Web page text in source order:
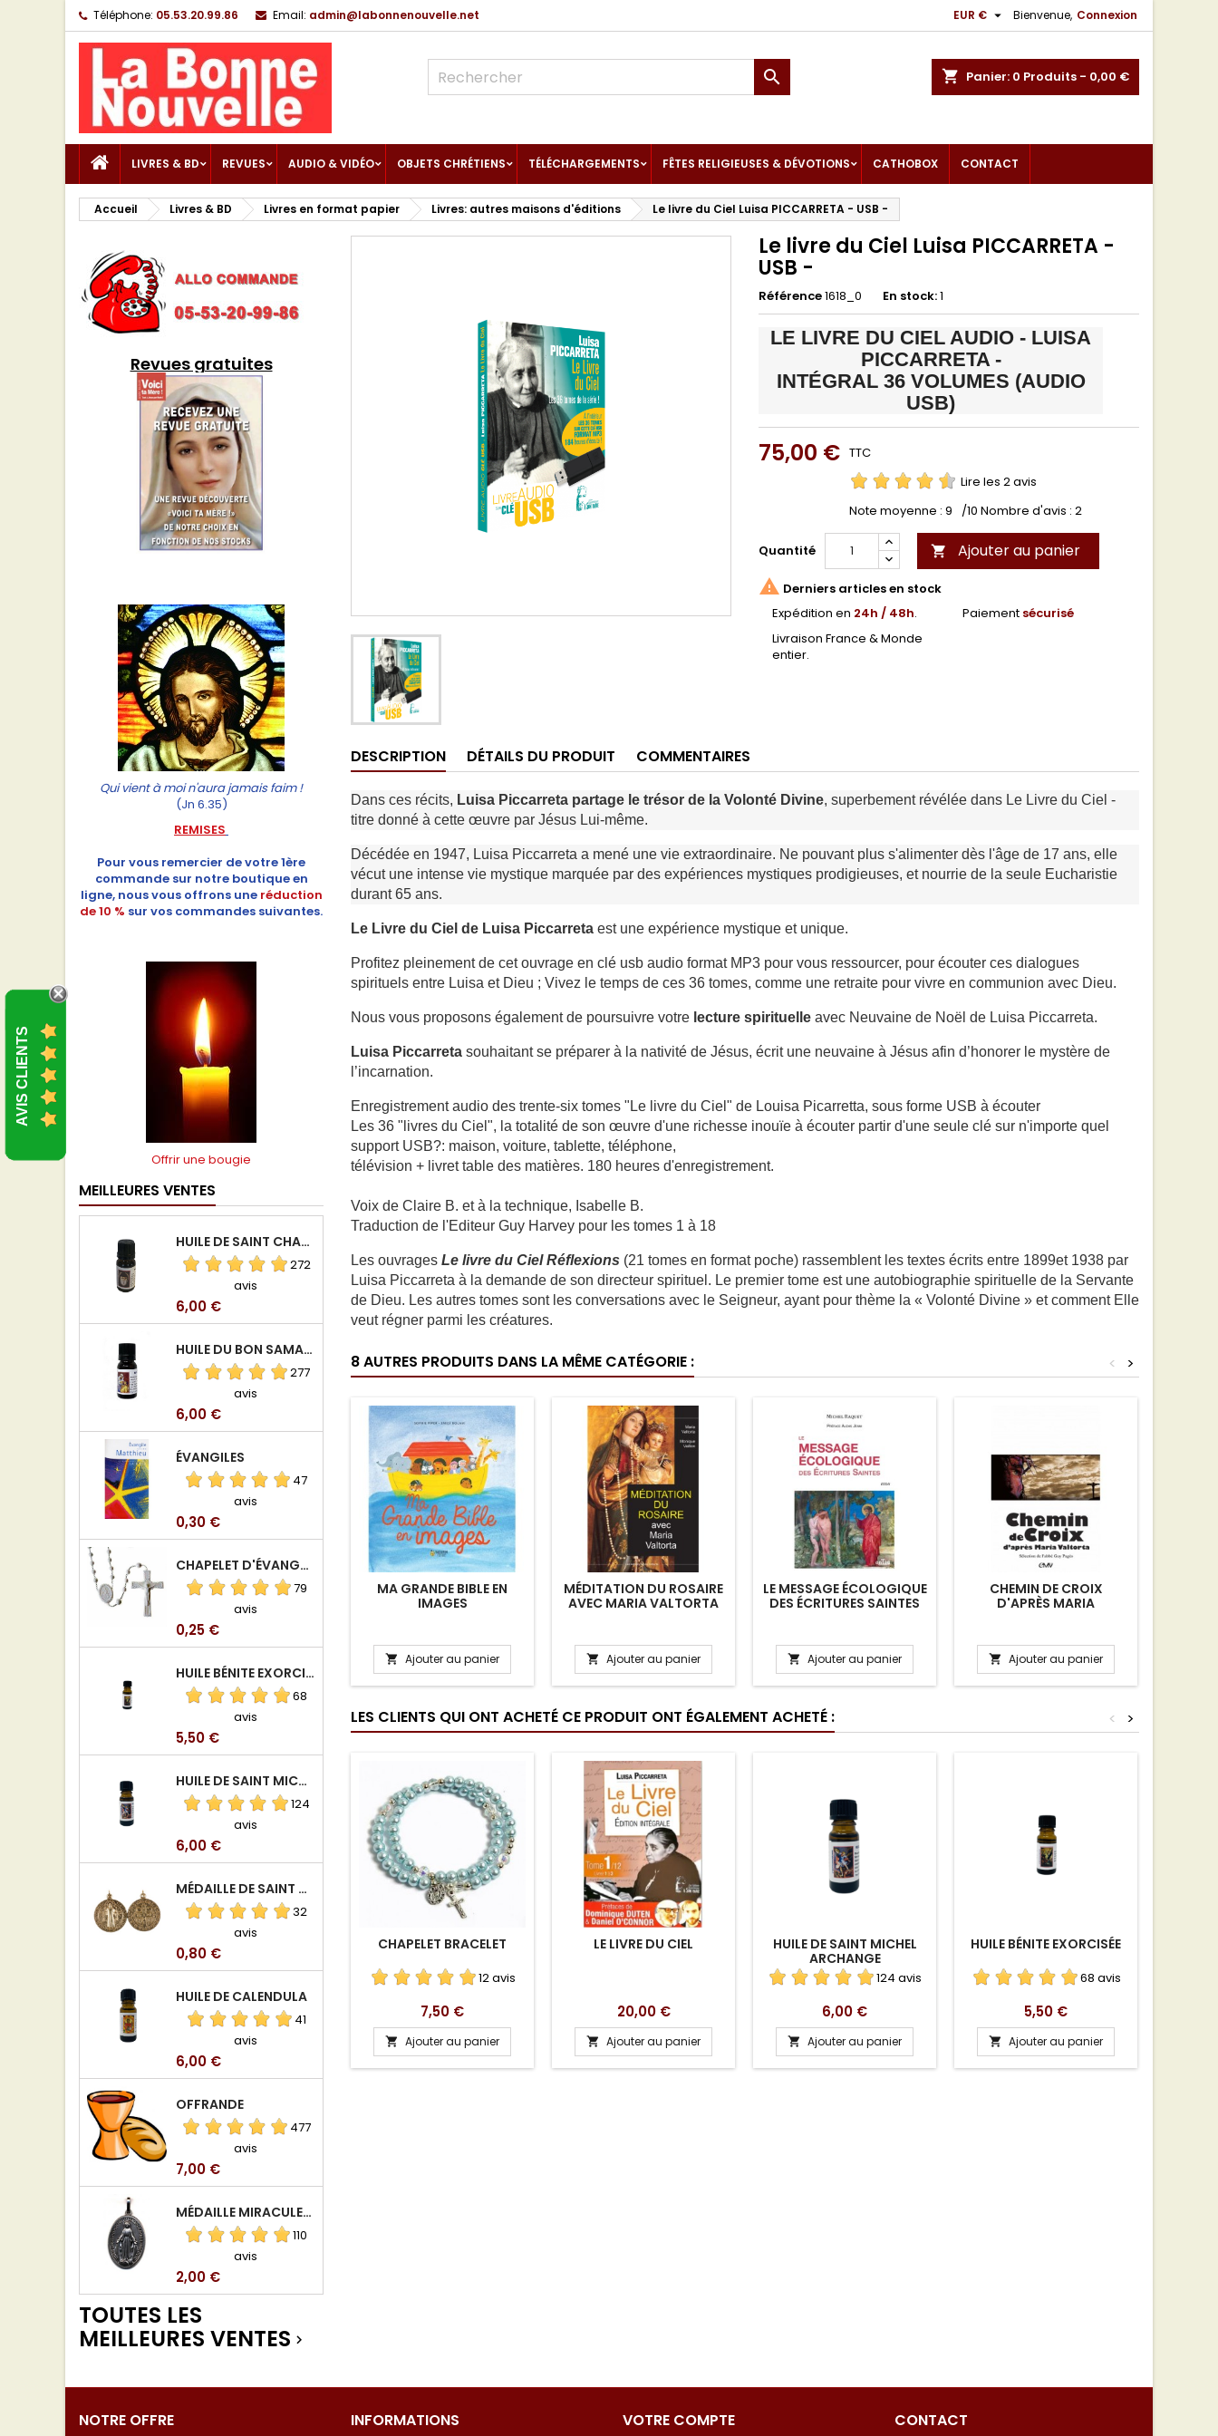
Téléphone: 05.53.20.99.86 Email: admin@labonnenouvelle.net Bienvenue, Connexion
EUR € 
shopping_cart Panier: 0 Produits - 0,00 €

LIVRES & BD REVUES AUDIO & VIDÉO OBJETS CHRÉTIENS TÉLÉCHARGEMENTS FÊTES RELIGIEUSES & DÉVOTIONS CATHOBOX CONTACT
Accueil Livres & BD Livres en format papier Livres: autres maisons d'éditions Le livre du Ciel Luisa PICCARRETA - USB -
Revues gratuites
Qui vient à moi n'aura jamais faim !
(Jn 6.35)
REMISES
Pour vous remercier de votre 1ère
commande sur notre boutique en
ligne, nous vous offrons une réduction
de 10 % sur vos commandes suivantes.
Offrir une bougie
MEILLEURES VENTES
HUILE DE SAINT CHARBEL
272
avis
Prix
6,00 €
HUILE DU BON SAMARITAIN
277
avis
Prix
6,00 €
ÉVANGILES
47
avis
Prix
0,30 €
CHAPELET D'ÉVANGÉLISATION
79
avis
Prix
0,25 €
HUILE BÉNITE EXORCISÉE
68
avis
Prix
5,50 €
HUILE DE SAINT MICHEL ARCHANGE
124
avis
Prix
6,00 €
MÉDAILLE DE SAINT BENOIT EN ALUMINIUM
32
avis
Prix
0,80 €
HUILE DE CALENDULA
41
avis
Prix
6,00 €
OFFRANDE
477
avis
Prix
7,00 €
MÉDAILLE MIRACULEUSE DE VIERGE DE LA RUE DU BAC
110
avis
Prix
2,00 €
TOUTES LES
MEILLEURES VENTES 
Le livre du Ciel Luisa PICCARRETA -
USB -
Référence1618_0 En stock:1
LE LIVRE DU CIEL AUDIO - LUISA
PICCARRETA -
INTÉGRAL 36 VOLUMES (AUDIO
USB)
75,00 € TTC
Lire les 2 avis
Note moyenne : 9 /10 Nombre d'avis : 2
Quantité  Ajouter au panier
 Derniers articles en stock
Expédition en 24h / 48h.
Livraison France & Monde
entier.
Paiement sécurisé
DESCRIPTION DÉTAILS DU PRODUIT COMMENTAIRES
Dans ces récits, Luisa Piccarreta partage le trésor de la Volonté Divine, superbement révélée dans Le Livre du Ciel -
titre donné à cette œuvre par Jésus Lui-même.
Décédée en 1947, Luisa Piccarreta a mené une vie extraordinaire. Ne pouvant plus s'alimenter dès l'âge de 17 ans, elle
vécut une intense vie mystique marquée par des expériences mystiques prodigieuses, et nourrie de la seule Eucharistie
durant 65 ans.
Le Livre du Ciel de Luisa Piccarreta est une expérience mystique et unique.
Profitez pleinement de cet ouvrage en clé usb audio format MP3 pour vous ressourcer, pour écouter ces dialogues
spirituels entre Luisa et Dieu ; Vivez le temps de ces 36 tomes, comme une retraite pour vivre en communion avec Dieu.
Nous vous proposons également de poursuivre votre lecture spirituelle avec Neuvaine de Noël de Luisa Piccarreta.
Luisa Piccarreta souhaitant se préparer à la nativité de Jésus, écrit une neuvaine à Jésus afin d’honorer le mystère de
l’incarnation.
Enregistrement audio des trente-six tomes "Le livre du Ciel" de Louisa Picarretta, sous forme USB à écouter
Les 36 "livres du Ciel", la totalité de son œuvre d'une richesse inouïe à écouter partir d'une seule clé sur n'importe quel
support USB?: maison, voiture, tablette, téléphone,
télévision + livret table des matières. 180 heures d'enregistrement.
Voix de Claire B. et à la technique, Isabelle B.
Traduction de l'Editeur Guy Harvey pour les tomes 1 à 18
Les ouvrages Le livre du Ciel Réflexions (21 tomes en format poche) rassemblent les textes écrits entre 1899et 1938 par
Luisa Piccarreta à la demande de son directeur spirituel. Le premier tome est une autobiographie spirituelle de la Servante
de Dieu. Les autres tomes sont les conversations avec le Seigneur, ayant pour thème la « Volonté Divine » et comment Elle
veut régner parmi les créatures.
8 AUTRES PRODUITS DANS LA MÊME CATÉGORIE : >
<
MA GRANDE BIBLE EN
IMAGES
 Ajouter au panier
MÉDITATION DU ROSAIRE
AVEC MARIA VALTORTA
 Ajouter au panier
LE MESSAGE ÉCOLOGIQUE
DES ÉCRITURES SAINTES
 Ajouter au panier
CHEMIN DE CROIX
D'APRÈS MARIA
 Ajouter au panier
LES CLIENTS QUI ONT ACHETÉ CE PRODUIT ONT ÉGALEMENT ACHETÉ : >
<
CHAPELET BRACELET
12 avis
Prix
7,50 €
 Ajouter au panier
LE LIVRE DU CIEL
Prix
20,00 €
 Ajouter au panier
HUILE DE SAINT MICHEL
ARCHANGE
124 avis
Prix
6,00 €
 Ajouter au panier
HUILE BÉNITE EXORCISÉE
68 avis
Prix
5,50 €
 Ajouter au panier
NOTRE OFFRE INFORMATIONS VOTRE COMPTE CONTACT
AVIS CLIENTS